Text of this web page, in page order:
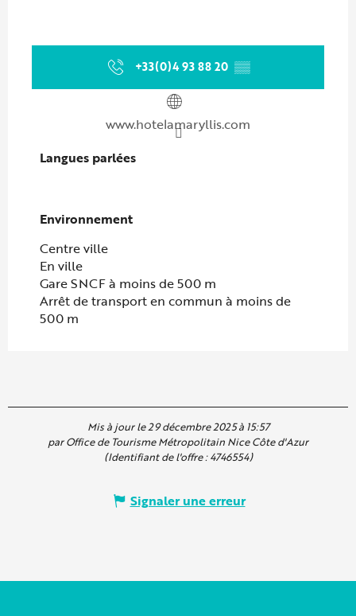
+33(0)4 93 88 20 ▒▒
www.hotelamaryllis.com
Langues parlées
Langues parlées
Environnement
Environnement
Centre ville
En ville
Gare SNCF à moins de 500 m
Arrêt de transport en commun à moins de
500 m
Mis à jour le 29 décembre 2025 à 15:57
par Office de Tourisme Métropolitain Nice Côte d'Azur
(Identifiant de l'offre :4746554)
Signaler une erreur